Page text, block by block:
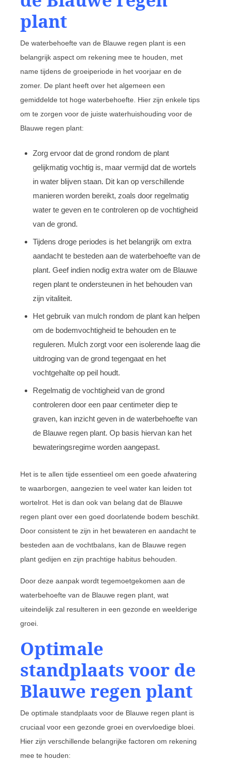
plant
De waterbehoefte van de Blauwe regen plant is een
belangrijk aspect om rekening mee te houden, met
name tijdens de groeiperiode in het voorjaar en de
zomer. De plant heeft over het algemeen een
gemiddelde tot hoge waterbehoefte. Hier zijn enkele tips
om te zorgen voor de juiste waterhuishouding voor de
Blauwe regen plant:
Zorg ervoor dat de grond rondom de plant
gelijkmatig vochtig is, maar vermijd dat de wortels
in water blijven staan. Dit kan op verschillende
manieren worden bereikt, zoals door regelmatig
water te geven en te controleren op de vochtigheid
van de grond.
Tijdens droge periodes is het belangrijk om extra
aandacht te besteden aan de waterbehoefte van de
plant. Geef indien nodig extra water om de Blauwe
regen plant te ondersteunen in het behouden van
zijn vitaliteit.
Het gebruik van mulch rondom de plant kan helpen
om de bodemvochtigheid te behouden en te
reguleren. Mulch zorgt voor een isolerende laag die
uitdroging van de grond tegengaat en het
vochtgehalte op peil houdt.
Regelmatig de vochtigheid van de grond
controleren door een paar centimeter diep te
graven, kan inzicht geven in de waterbehoefte van
de Blauwe regen plant. Op basis hiervan kan het
bewateringsregime worden aangepast.
Het is te allen tijde essentieel om een goede afwatering
te waarborgen, aangezien te veel water kan leiden tot
wortelrot. Het is dan ook van belang dat de Blauwe
regen plant over een goed doorlatende bodem beschikt.
Door consistent te zijn in het bewateren en aandacht te
besteden aan de vochtbalans, kan de Blauwe regen
plant gedijen en zijn prachtige habitus behouden.
Door deze aanpak wordt tegemoetgekomen aan de
waterbehoefte van de Blauwe regen plant, wat
uiteindelijk zal resulteren in een gezonde en weelderige
groei.
Optimale
standplaats voor de
Blauwe regen plant
De optimale standplaats voor de Blauwe regen plant is
cruciaal voor een gezonde groei en overvloedige bloei.
Hier zijn verschillende belangrijke factoren om rekening
mee te houden: